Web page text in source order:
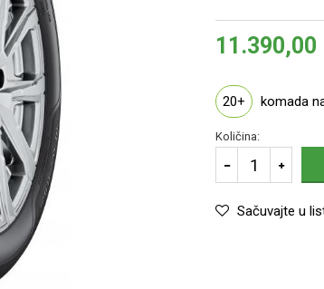
11.390,00
20+ komada
Količina:
Sačuvajte u